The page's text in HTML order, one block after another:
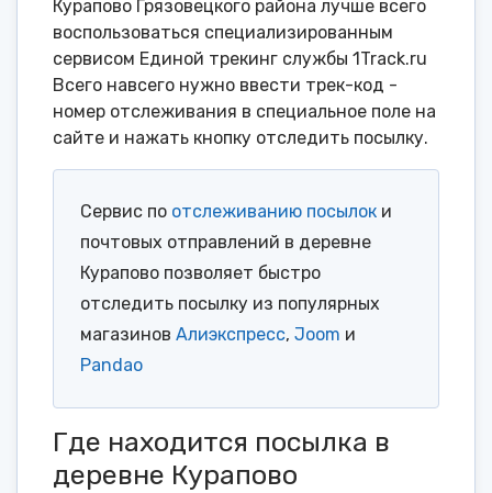
Курапово Грязовецкого района лучше всего
воспользоваться специализированным
сервисом Единой трекинг службы 1Track.ru
Всего навсего нужно ввести трек-код -
номер отслеживания в специальное поле на
сайте и нажать кнопку отследить посылку.
Сервис по отслеживанию посылок и
почтовых отправлений в деревне
Курапово позволяет быстро
отследить посылку из популярных
магазинов Алиэкспресс, Joom и
Pandao
Где находится посылка в
деревне Курапово